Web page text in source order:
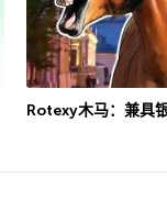
Rotexy木马：兼具